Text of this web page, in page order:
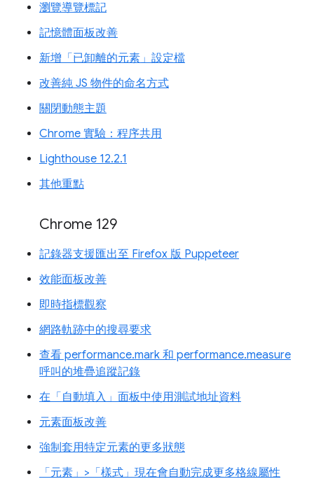
瀏覽導覽標記
記憶體面板改善
新增「已卸離的元素」設定檔
改善純 JS 物件的命名方式
關閉動態主題
Chrome 實驗：程序共用
Lighthouse 12.2.1
其他重點
Chrome 129
記錄器支援匯出至 Firefox 版 Puppeteer
效能面板改善
即時指標觀察
網路軌跡中的搜尋要求
查看 performance.mark 和 performance.measure
呼叫的堆疊追蹤記錄
在「自動填入」面板中使用測試地址資料
元素面板改善
強制套用特定元素的更多狀態
「元素」>「樣式」現在會自動完成更多格線屬性